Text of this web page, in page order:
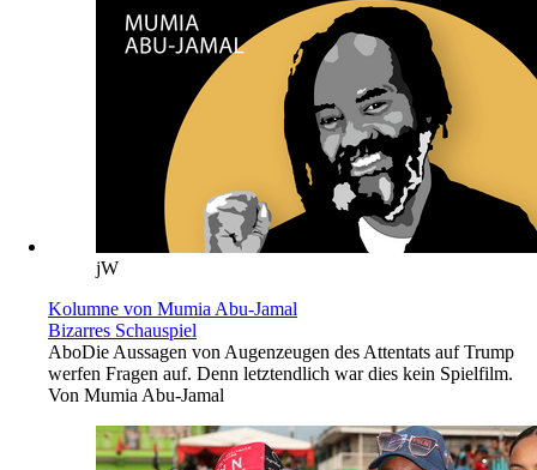
jW
Kolumne von Mumia Abu-Jamal
Bizarres Schauspiel
AboDie Aussagen von Augenzeugen des Attentats auf Trump
werfen Fragen auf. Denn letztendlich war dies kein Spielfilm.
Von Mumia Abu-Jamal